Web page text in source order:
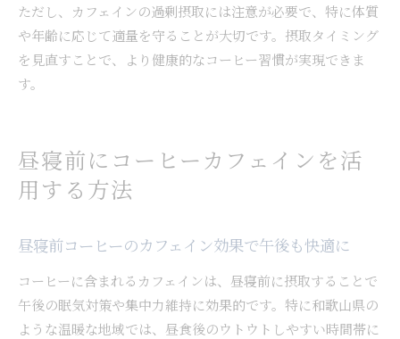
ただし、カフェインの過剰摂取には注意が必要で、特に体質
や年齢に応じて適量を守ることが大切です。摂取タイミング
を見直すことで、より健康的なコーヒー習慣が実現できま
す。
昼寝前にコーヒーカフェインを活
用する方法
昼寝前コーヒーのカフェイン効果で午後も快適に
コーヒーに含まれるカフェインは、昼寝前に摂取することで
午後の眠気対策や集中力維持に効果的です。特に和歌山県の
ような温暖な地域では、昼食後のウトウトしやすい時間帯に